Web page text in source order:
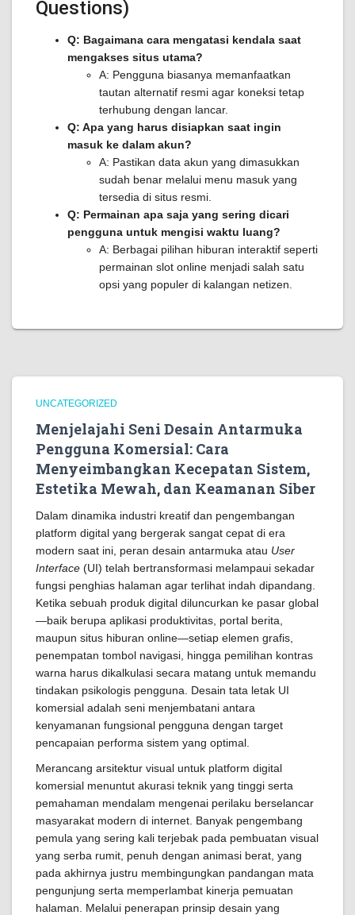
Questions)
Q: Bagaimana cara mengatasi kendala saat
mengakses situs utama?
A: Pengguna biasanya memanfaatkan
tautan alternatif resmi agar koneksi tetap
terhubung dengan lancar.
Q: Apa yang harus disiapkan saat ingin
masuk ke dalam akun?
A: Pastikan data akun yang dimasukkan
sudah benar melalui menu masuk yang
tersedia di situs resmi.
Q: Permainan apa saja yang sering dicari
pengguna untuk mengisi waktu luang?
A: Berbagai pilihan hiburan interaktif seperti
permainan slot online menjadi salah satu
opsi yang populer di kalangan netizen.
UNCATEGORIZED
Menjelajahi Seni Desain Antarmuka
Pengguna Komersial: Cara
Menyeimbangkan Kecepatan Sistem,
Estetika Mewah, dan Keamanan Siber
Dalam dinamika industri kreatif dan pengembangan
platform digital yang bergerak sangat cepat di era
modern saat ini, peran desain antarmuka atau User
Interface (UI) telah bertransformasi melampaui sekadar
fungsi penghias halaman agar terlihat indah dipandang.
Ketika sebuah produk digital diluncurkan ke pasar global
—baik berupa aplikasi produktivitas, portal berita,
maupun situs hiburan online—setiap elemen grafis,
penempatan tombol navigasi, hingga pemilihan kontras
warna harus dikalkulasi secara matang untuk memandu
tindakan psikologis pengguna. Desain tata letak UI
komersial adalah seni menjembatani antara
kenyamanan fungsional pengguna dengan target
pencapaian performa sistem yang optimal.
Merancang arsitektur visual untuk platform digital
komersial menuntut akurasi teknik yang tinggi serta
pemahaman mendalam mengenai perilaku berselancar
masyarakat modern di internet. Banyak pengembang
pemula yang sering kali terjebak pada pembuatan visual
yang serba rumit, penuh dengan animasi berat, yang
pada akhirnya justru membingungkan pandangan mata
pengunjung serta memperlambat kinerja pemuatan
halaman. Melalui penerapan prinsip desain yang